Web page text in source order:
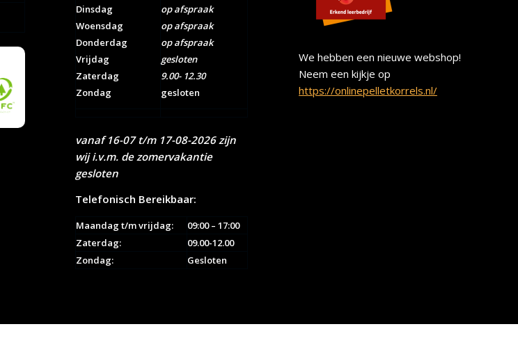
Dinsdag
Woensdag
Donderdag
Vrijdag
Zaterdag
Zondag
op afspraak
op afspraak
op afspraak
gesloten
9.00- 12.30
gesloten
vanaf 16-07 t/m 17-08-2026 zijn
wij i.v.m. de zomervakantie
gesloten
Telefonisch Bereikbaar:
Maandag t/m vrijdag:
09:00 – 17:00
Zaterdag:
09.00-12.00
Zondag:
Gesloten
We hebben een nieuwe webshop!
Neem een kijkje op
https://onlinepelletkorrels.nl/